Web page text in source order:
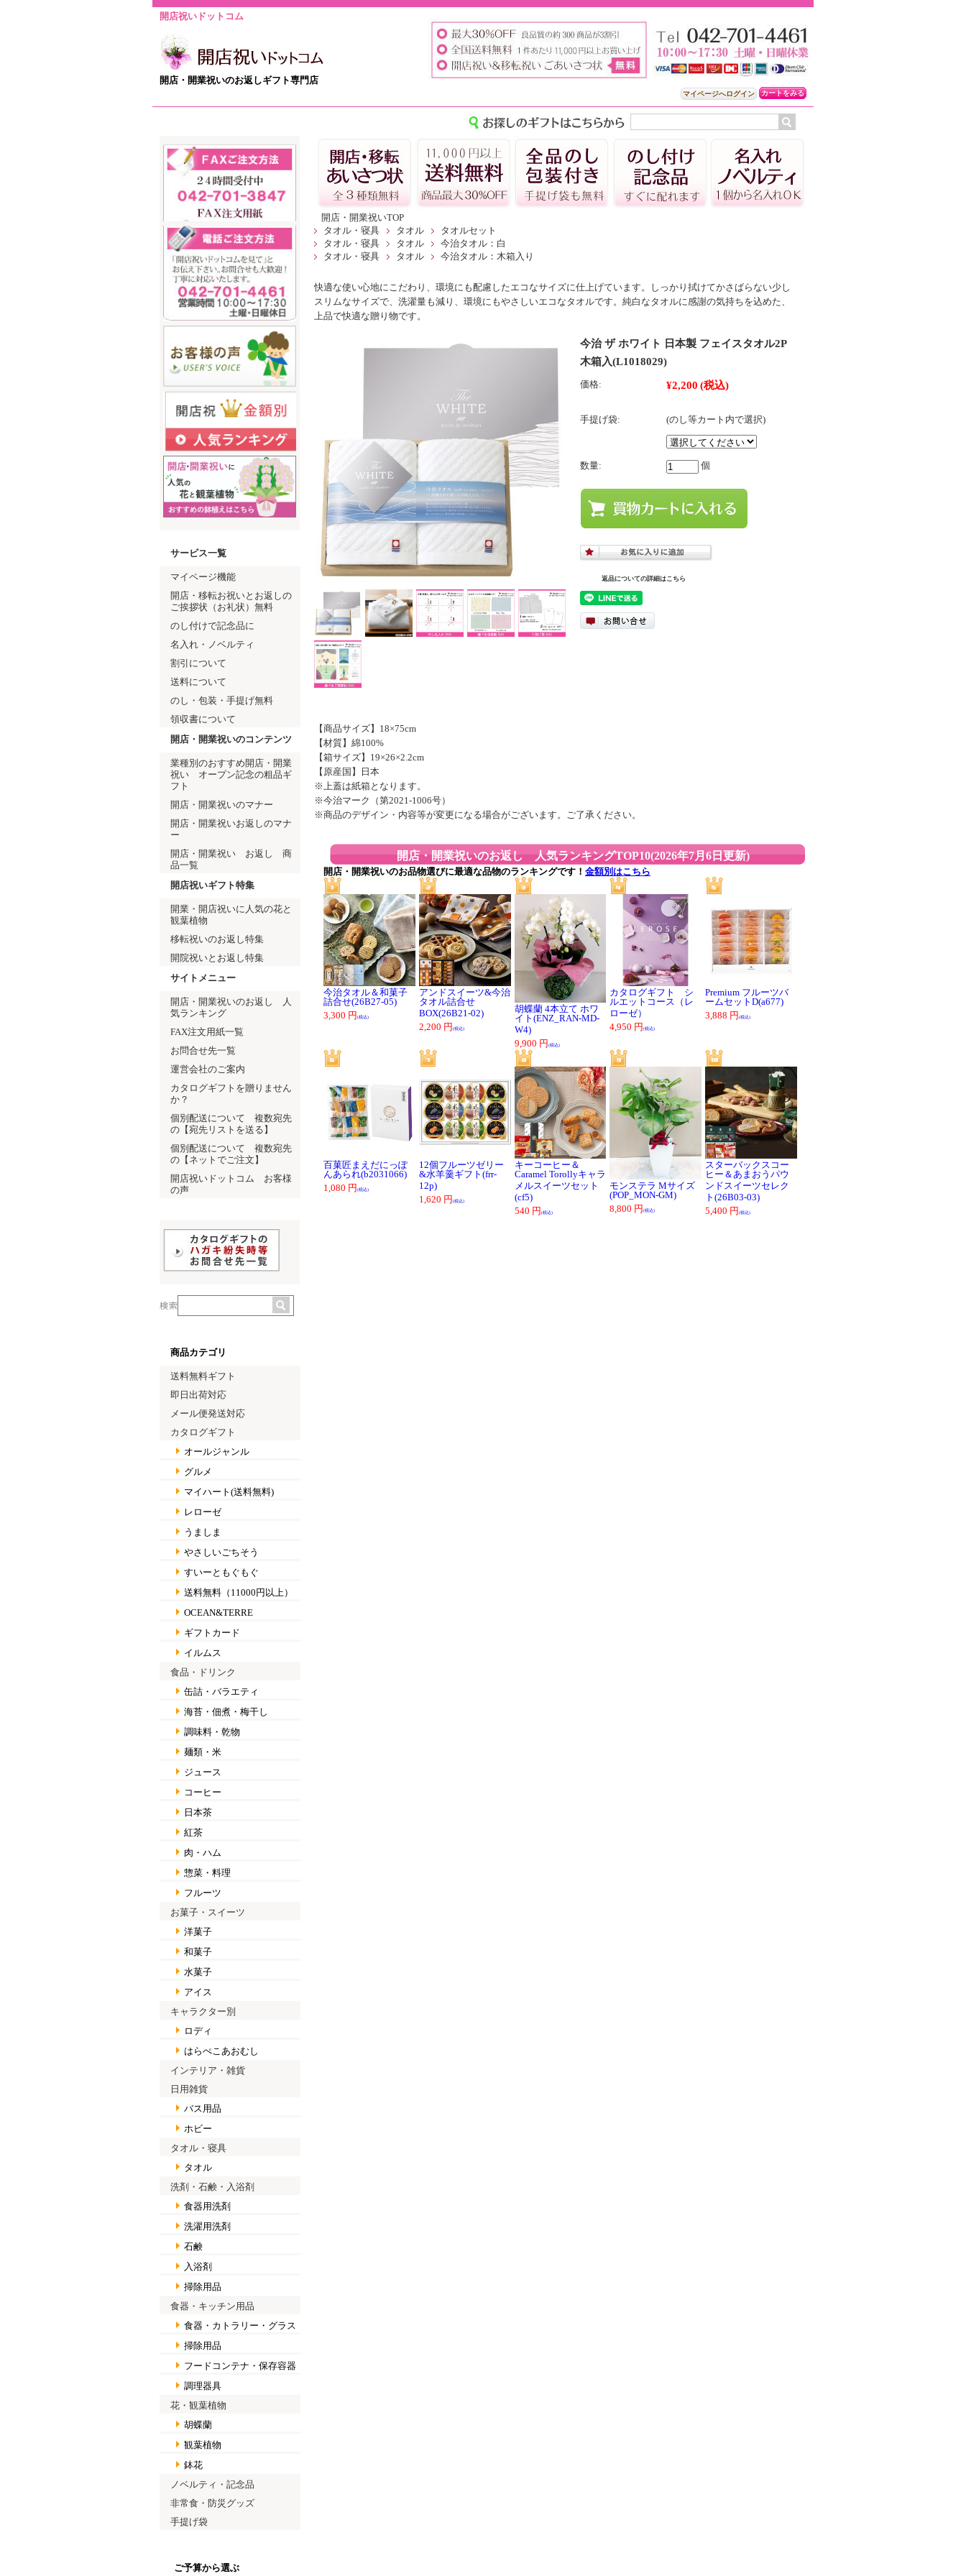
開店祝いドットコム
開店・開業祝いのお返しギフト専門店
マイページへログイン カートをみる
開店・開業祝いTOP
タオル・寝具
タオル
タオルセット
タオル・寝具
タオル
今治タオル：白
タオル・寝具
タオル 今治タオル：木箱入り
快適な使い心地にこだわり、環境にも配慮したエコなサイズに仕上げています。しっかり拭けてかさばらない少し
スリムなサイズで、洗濯量も減り、環境にもやさしいエコなタオルです。純白なタオルに感謝の気持ちを込めた、
上品で快適な贈り物です。
今治 ザ ホワイト 日本製 フェイスタオル2P
木箱入(L1018029)
価格: ¥2,200 (税込)
手提げ袋: (のし等カート内で選択)
数量: 個
返品についての詳細はこちら
【商品サイズ】18×75cm
【材質】綿100%
【箱サイズ】19×26×2.2cm
【原産国】日本
※上蓋は紙箱となります。
※今治マーク（第2021-1006号）
※商品のデザイン・内容等が変更になる場合がございます。ご了承ください。
サービス一覧
マイページ機能
開店・移転お祝いとお返しの
ご挨拶状（お礼状）無料
のし付けで記念品に
名入れ・ノベルティ
割引について
送料について
のし・包装・手提げ無料
領収書について
開店・開業祝いのコンテンツ
業種別のおすすめ開店・開業
祝い オープン記念の粗品ギ
フト
開店・開業祝いのマナー
開店・開業祝いお返しのマナ
ー
開店・開業祝い お返し 商
品一覧
開店祝いギフト特集
開業・開店祝いに人気の花と
観葉植物
移転祝いのお返し特集
開院祝いとお返し特集
サイトメニュー
開店・開業祝いのお返し 人
気ランキング
FAX注文用紙一覧
お問合せ先一覧
運営会社のご案内
カタログギフトを贈りません
か？
個別配送について 複数宛先
の【宛先リストを送る】
個別配送について 複数宛先
の【ネットでご注文】
開店祝いドットコム お客様
の声
商品カテゴリ
送料無料ギフト
即日出荷対応
メール便発送対応
カタログギフト
オールジャンル
グルメ
マイハート(送料無料)
レローゼ
うましま
やさしいごちそう
すいーともぐもぐ
送料無料（11000円以上）
OCEAN&TERRE
ギフトカード
イルムス
食品・ドリンク
缶詰・バラエティ
海苔・佃煮・梅干し
調味料・乾物
麺類・米
ジュース
コーヒー
日本茶
紅茶
肉・ハム
惣菜・料理
フルーツ
お菓子・スイーツ
洋菓子
和菓子
水菓子
アイス
キャラクター別
ロディ
はらぺこあおむし
インテリア・雑貨
日用雑貨
バス用品
ホビー
タオル・寝具
タオル
洗剤・石鹸・入浴剤
食器用洗剤
洗濯用洗剤
石鹸
入浴剤
掃除用品
食器・キッチン用品
食器・カトラリー・グラス
掃除用品
フードコンテナ・保存容器
調理器具
花・観葉植物
胡蝶蘭
観葉植物
鉢花
ノベルティ・記念品
非常食・防災グッズ
手提げ袋
ご予算から選ぶ